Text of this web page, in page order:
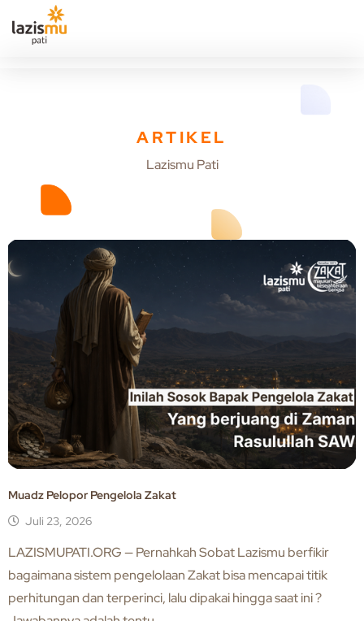
ARTIKEL
Lazismu Pati
Muadz Pelopor Pengelola Zakat
Juli 23, 2026
LAZISMUPATI.ORG — Pernahkah Sobat Lazismu berfikir
bagaimana sistem pengelolaan Zakat bisa mencapai titik
perhitungan dan terperinci, lalu dipakai hingga saat ini ?